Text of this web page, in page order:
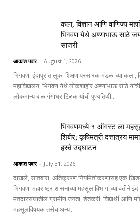
कला, विज्ञान आणि वाणिज्य
भिगवण येथे अण्णाभाऊ साठे
साजरी
आकाश पवार - August 1, 2026
भिगवण: इंदापूर तालुका शिक्षण प्रसारक मंडळाच्या कला,
महाविद्यालय, भिगवण येथे लोकशाहीर अण्णाभाऊ साठे
लोकमान्य बाळ गंगाधर टिळक यांची पुण्यतिथी...
भिगवणमध्ये १ ऑगस्ट ला
शिबीर; कृषिमंत्री दत्तात्रय
हस्ते उद्घाटन
आकाश पवार - July 31, 2026
दाखले, सातबारा, अतिक्रमण नियमितीकरणासह एक
भिगवण: महाराष्ट्र शासनाच्या महसूल विभागाच्या वतीने
मतदारसंघातील ग्रामीण जनता, शेतकरी, विद्यार्थी आणि
महसूलविषयक तसेच अन्य...